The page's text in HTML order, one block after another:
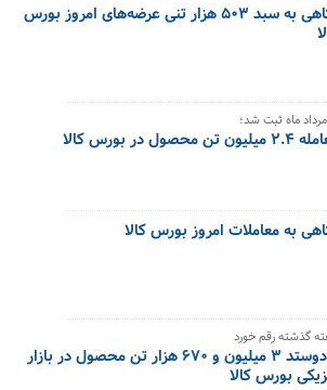
نگاهی به سبد ۵۰۳ هزار تنی عرضه‌های امروز بورس
تن محصول در بورس کالا
به معاملات امروز بورس کالا
گذشته رقم خورد
دادوستد ۳ میلیون و ۶۷۰ هزار تن محصول در بازار
بورس کالا